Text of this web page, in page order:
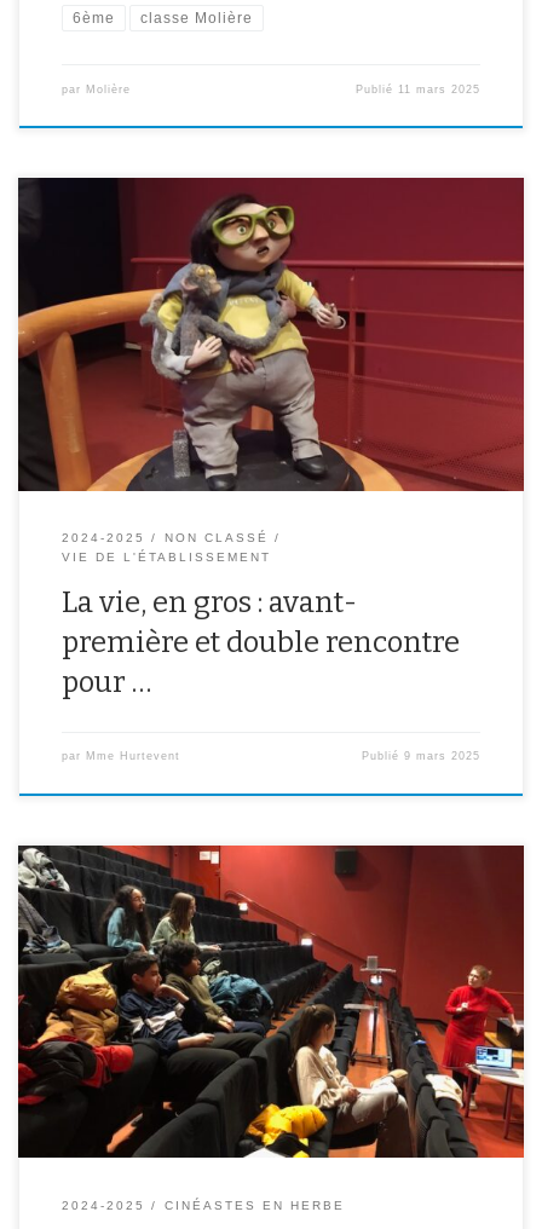
6ème classe Molière
par Molière Publié 11 mars 2025
Nous avons passé l’après-midi du 11 février au Luxy pour
rencontrer un auteur, une réalisatrice et voir l’avant première d’un
film. Retour sur l’histoire de cette demi-journée particulière. En
classe, nous avons lu le livre La vie , en gros de Mickaël Olivier .
Dans le livre, nous avons découvert […]
2024-2025
NON CLASSÉ
VIE DE L'ÉTABLISSEMENT
La vie, en gros : avant-
première et double rencontre
pour …
par Mme Hurtevent Publié9 mars 2025
Les élèves de 4ème de l’atelier cinéma se sont rendus au cinéma
Le Luxy pour faire un atelier avec une table mash-up, qui sert au
montage des films. Une façon ludique de découvrir les principes
et les contraintes du montage au cinéma.
2024-2025 CINÉASTES EN HERBE